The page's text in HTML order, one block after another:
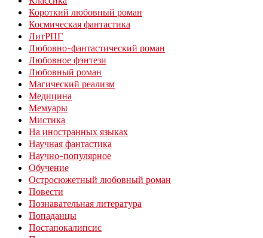
Короткий любовный роман
Космическая фантастика
ЛитРПГ
Любовно-фантастический роман
Любовное фэнтези
Любовный роман
Магический реализм
Медицина
Мемуары
Мистика
На иностранных языках
Научная фантастика
Научно-популярное
Обучение
Остросюжетный любовный роман
Повести
Познавательная литература
Попаданцы
Постапокалипсис